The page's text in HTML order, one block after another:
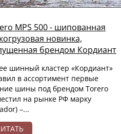
MPS 500 - шипованная
новинка,
брендом Кордиант
шинный кластер «Кордиант»
в ассортимент первые
шины под брендом Torero
на рынке РФ марку
–...